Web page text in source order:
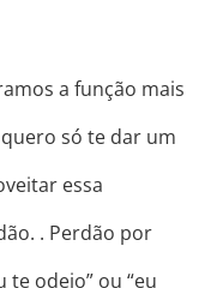
a função mais
só te dar um
essa
. Perdão por
te odeio” ou “eu